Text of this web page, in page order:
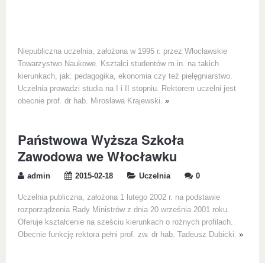
Niepubliczna uczelnia, założona w 1995 r. przez Włocławskie
Towarzystwo Naukowe. Kształci studentów m.in. na takich
kierunkach, jak: pedagogika, ekonomia czy też pielęgniarstwo.
Uczelnia prowadzi studia na I i II stopniu. Rektorem uczelni jest
obecnie prof. dr hab. Mirosława Krajewski. »
Państwowa Wyższa Szkoła
Zawodowa we Włocławku
admin 2015-02-18 Uczelnia 0
Uczelnia publiczna, założona 1 lutego 2002 r. na podstawie
rozporządzenia Rady Ministrów z dnia 20 września 2001 roku.
Oferuje kształcenie na sześciu kierunkach o rożnych profilach.
Obecnie funkcję rektora pełni prof. zw. dr hab. Tadeusz Dubicki. »